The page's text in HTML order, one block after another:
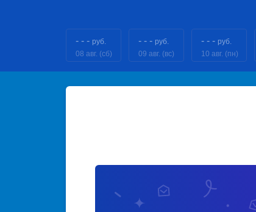
- - - руб.
08 авг. (сб)
- - - руб.
09 авг. (вс)
- - - руб.
10 авг. (пн)